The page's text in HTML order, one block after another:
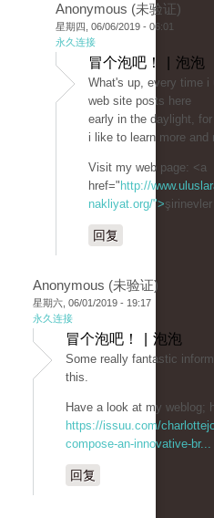
Anonymous (未验证)
星期四, 06/06/2019 - 06:01
永久连接
冒个泡吧！ | 泡泡
What's up, every time i
web site posts here
early in the daylight,
i like to learn more and
Visit my web page: <a
href=" http://
nakliyat.org/">
回复
Anonymous (未验证)
星期六, 06/01/2019 - 19:17
永久连接
冒个泡吧！ | 泡泡
Some really fantastic
this.
Have a look at my weblog;
https://issuu.com/
compose-an-innovative-br...
回复